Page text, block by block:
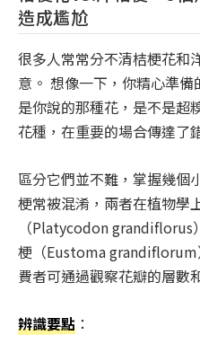
造成尷尬
很多人常常分不清桔梗花和
意。 想像一下，你精心準
是你說的那種花，是不是超
花種，在重要的場合傳達了
區分它們並不難，掌握幾個
梗常被混淆，兩者在植物學
（Platycodon grandiflorus
梗（Eustoma grandiflorum
費者可通過觀察花瓣的層數
辨識要點 ：